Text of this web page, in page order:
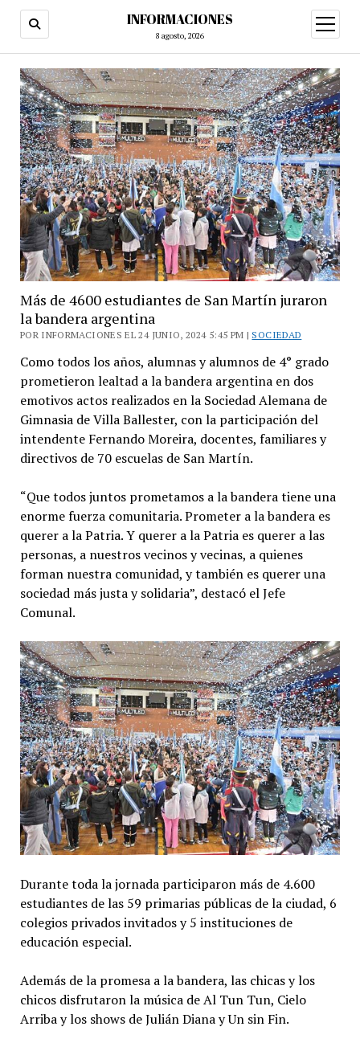
INFORMACIONES
8 agosto, 2026
abrir
menú
Más de 4600 estudiantes de San Martín juraron
la bandera argentina
POR INFORMACIONES EL 24 JUNIO, 2024 5:45 PM | SOCIEDAD
Como todos los años, alumnas y alumnos de 4° grado
prometieron lealtad a la bandera argentina en dos
emotivos actos realizados en la Sociedad Alemana de
Gimnasia de Villa Ballester, con la participación del
intendente Fernando Moreira, docentes, familiares y
directivos de 70 escuelas de San Martín.
“Que todos juntos prometamos a la bandera tiene una
enorme fuerza comunitaria. Prometer a la bandera es
querer a la Patria. Y querer a la Patria es querer a las
personas, a nuestros vecinos y vecinas, a quienes
forman nuestra comunidad, y también es querer una
sociedad más justa y solidaria”, destacó el Jefe
Comunal.
Durante toda la jornada participaron más de 4.600
estudiantes de las 59 primarias públicas de la ciudad, 6
colegios privados invitados y 5 instituciones de
educación especial.
Además de la promesa a la bandera, las chicas y los
chicos disfrutaron la música de Al Tun Tun, Cielo
Arriba y los shows de Julián Diana y Un sin Fin.